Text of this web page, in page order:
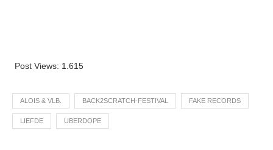
Post Views: 1.615
ALOIS & VLB. BACK2SCRATCH-FESTIVAL FAKE RECORDS
LIEFDE UBERDOPE